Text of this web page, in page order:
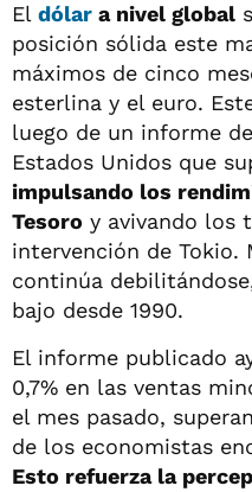
El dólar a nivel global
posición sólida este
máximos de cinco
esterlina y el euro.
luego de un informe
Estados Unidos que
impulsando los
Tesoro y avivando los
intervención de Tokio.
continúa
bajo desde 1990.
El informe publicado
0,7% en las ventas
el mes pasado,
de los economistas
Esto refuerza la